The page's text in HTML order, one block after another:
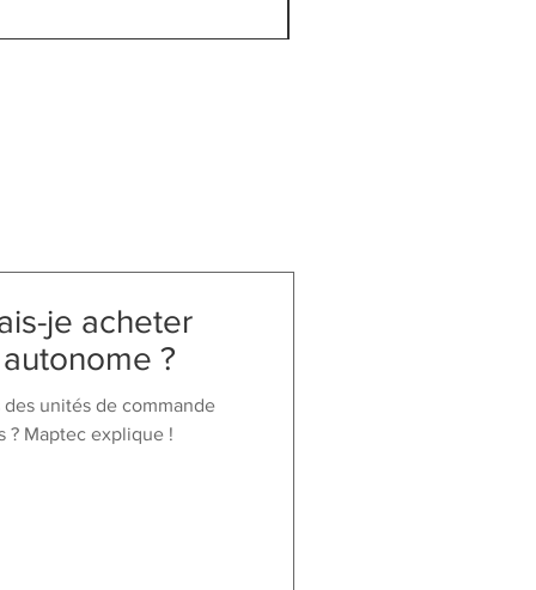
je acheter
?
unités de commande
? Maptec explique !